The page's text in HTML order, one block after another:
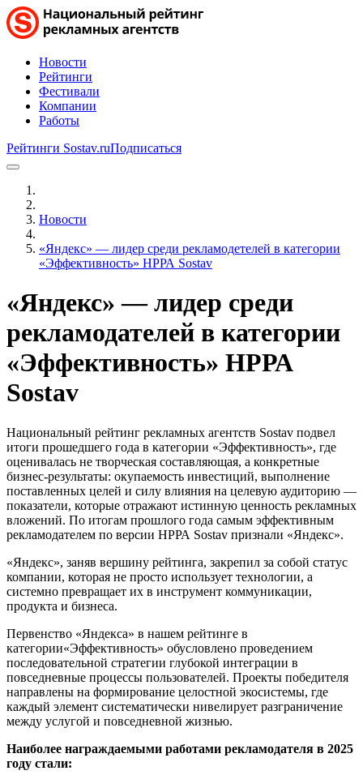
Новости
Рейтинги
Фестивали
Компании
Работы
Рейтинги Sostav.ruПодписаться
Новости
«Яндекс» — лидер среди рекламодетелей в категории
«Эффективность» НРРА Sostav
«Яндекс» — лидер среди
рекламодателей в категории
«Эффективность» НРРА
Sostav
Национальный рейтинг рекламных агентств Sostav подвел
итоги прошедшего года в категории «Эффективность», где
оценивалась не творческая составляющая, а конкретные
бизнес-результаты: окупаемость инвестиций, выполнение
поставленных целей и силу влияния на целевую аудиторию —
показатели, которые отражают истинную ценность рекламных
вложений. По итогам прошлого года самым эффективным
рекламодателем по версии НРРА Sostav признали «Яндекс».
«Яндекс», заняв вершину рейтинга, закрепил за собой статус
компании, которая не просто использует технологии, а
системно превращает их в инструмент коммуникации,
продукта и бизнеса.
Первенство «Яндекса» в нашем рейтинге в
категории«Эффективность» обусловлено проведением
последовательной стратегии глубокой интеграции в
повседневные процессы пользователей. Проекты победителя
направлены на формирование целостной экосистемы, где
каждый элемент систематически нивелирует разграничение
между услугой и повседневной жизнью.
Наиболее награждаемыми работами рекламодателя в 2025
году стали: